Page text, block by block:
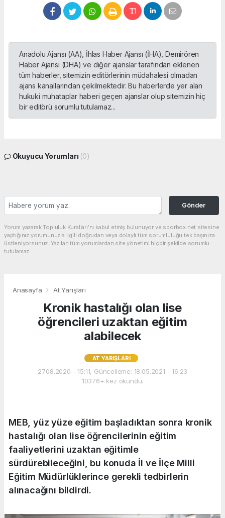
Anadolu Ajansı (AA), İhlas Haber Ajansı (İHA), Demirören
Haber Ajansı (DHA) ve diğer ajanslar tarafından eklenen
tüm haberler, sitemizin editörlerinin müdahalesi olmadan
ajans kanallarından çekilmektedir. Bu haberlerde yer alan
hukuki muhataplar haberi geçen ajanslar olup sitemizin hiç
bir editörü sorumlu tutulamaz...
Okuyucu Yorumları (0)
Gönder
Yorum yazarak Topluluk Kuralları’nı kabul etmiş bulunuyor ve sporbox.net sitesine
yaptığınız yorumunuzla ilgili doğrudan veya dolaylı tüm sorumluluğu tek başınıza
üstleniyorsunuz. Yazılan tüm yorumlardan site yönetimi hiçbir şekilde sorumlu
tutulamaz.
Anasayfa At Yarışları
Kronik hastalığı olan lise
öğrencileri uzaktan eğitim
alabilecek
AT YARIŞLARI
27.08.2020 - 15:11, Güncelleme: 18.05.2021 - 16:23
10376+ kez okundu.
MEB, yüz yüze eğitim başladıktan sonra kronik
hastalığı olan lise öğrencilerinin eğitim
faaliyetlerini uzaktan eğitimle
sürdürebileceğini, bu konuda İl ve İlçe Milli
Eğitim Müdürlüklerince gerekli tedbirlerin
alınacağını bildirdi.